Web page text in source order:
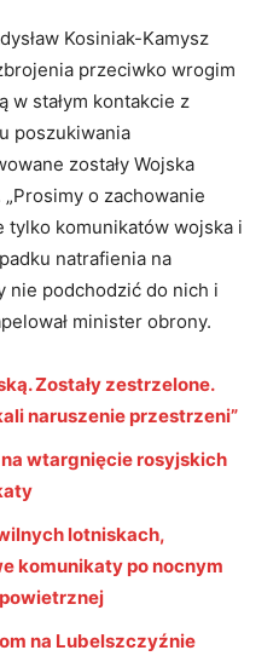
Kosiniak-Kamysz
przeciwko wrogim
w stałym kontakcie z
poszukiwania
zostały Wojska
„Prosimy o zachowanie
tylko komunikatów wojska i
natrafienia na
nie podchodzić do nich i
minister obrony.
Zostały zestrzelone.
naruszenie przestrzeni”
wtargnięcie rosyjskich
lotniskach,
komunikaty po nocnym
na Lubelszczyźnie